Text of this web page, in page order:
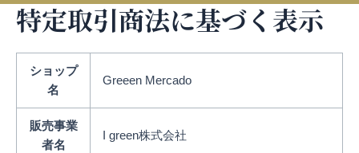
特定取引商法に基づく表示
ショップ
名
Greeen Mercado
販売事業
者名
I green株式会社